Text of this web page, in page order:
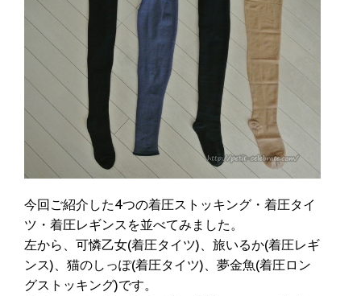
今回ご紹介した4つの着圧ストッキング・着圧タイ
ツ・着圧レギンスを並べてみました。
左から、可憐乙女(着圧タイツ)、旅いるか(着圧レギ
ンス)、猫のしっぽ(着圧タイツ)、夢金魚(着圧ロン
グストッキング)です。